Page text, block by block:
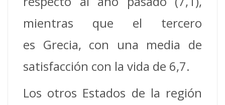
mientras que el tercero
es Grecia, con una media de
satisfacción con la vida de 6,7.
Los otros Estados de la región